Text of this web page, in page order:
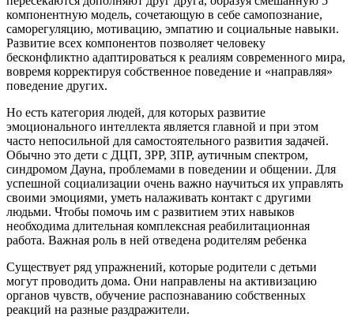
компонентную модель, сочетающую в себе самопознание,
саморегуляцию, мотивацию, эмпатию и социальные навыки.
Развитие всех компонентов позволяет человеку
бесконфликтно адаптироваться к реалиям современного мира,
вовремя корректируя собственное поведение и «направляя»
поведение других.
Но есть категория людей, для которых развитие
эмоционального интеллекта является главной и при этом
часто непосильной для самостоятельного развития задачей.
Обычно это дети с ДЦП, ЗРР, ЗПР, аутичным спектром,
синдромом Дауна, проблемами в поведении и общении. Для
успешной социализации очень важно научиться их управлять
своими эмоциями, уметь налаживать контакт с другими
людьми. Чтобы помочь им с развитием этих навыков
необходима длительная комплексная реабилитационная
работа. Важная роль в ней отведена родителям ребенка
Существует ряд упражнений, которые родители с детьми
могут проводить дома. Они направлены на активизацию
органов чувств, обучение распознаванию собственных
реакций на разные раздражители.